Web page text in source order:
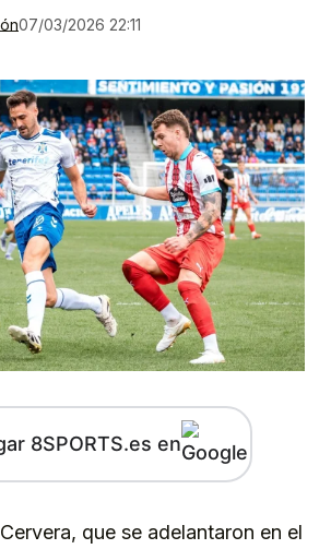
07/03/2026 22:11
8SPORTS.es en
que se adelantaron en el